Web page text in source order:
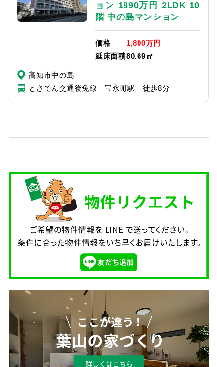
ョン 1890万円 2LDK 10
階 中の島マンション
価格
1,890万円
延床面積80.69㎡
高知市中の島
とさでん交通後免線 宝永町駅 徒歩8分